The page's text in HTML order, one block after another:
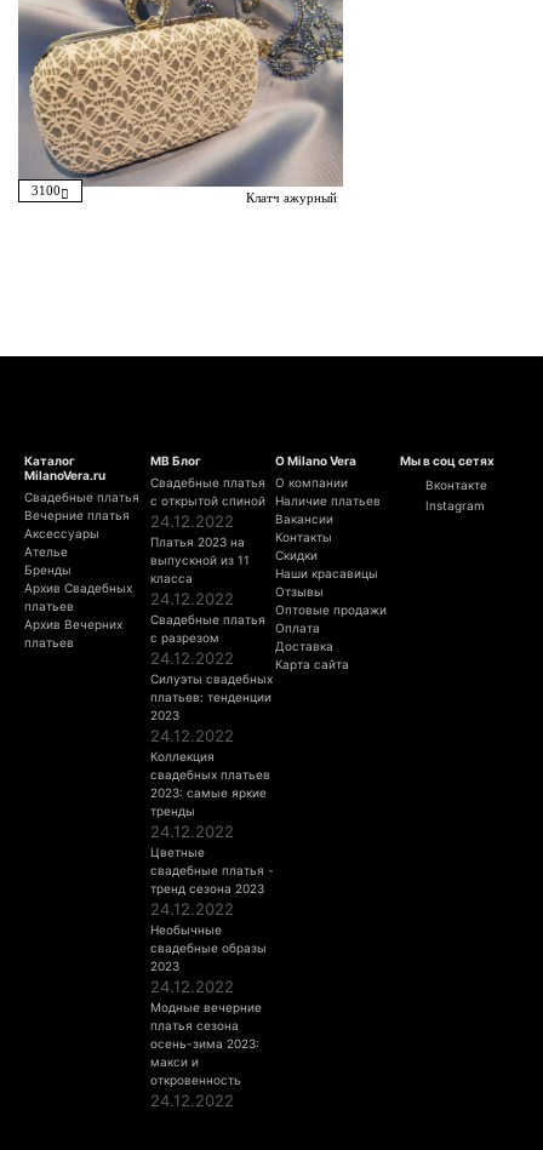
3100 Клатч ажурный
Каталог
MilanoVera.ru
Свадебные платья
Вечерние платья
Аксессуары
Ателье
Бренды
Архив Свадебных
платьев
Архив Вечерних
платьев
МВ Блог
Свадебные платья
с открытой спиной
24.12.2022
Платья 2023 на
выпускной из 11
класса
24.12.2022
Свадебные платья
с разрезом
24.12.2022
Силуэты свадебных
платьев: тенденции
2023
24.12.2022
Коллекция
свадебных платьев
2023: самые яркие
тренды
24.12.2022
Цветные
свадебные платья -
тренд сезона 2023
24.12.2022
Необычные
свадебные образы
2023
24.12.2022
Модные вечерние
платья сезона
осень-зима 2023:
макси и
откровенность
24.12.2022
О Milano Vera
О компании
Наличие платьев
Вакансии
Контакты
Скидки
Наши красавицы
Отзывы
Оптовые продажи
Оплата
Доставка
Карта сайта
Мы в соц сетях
Вконтакте
Instagram